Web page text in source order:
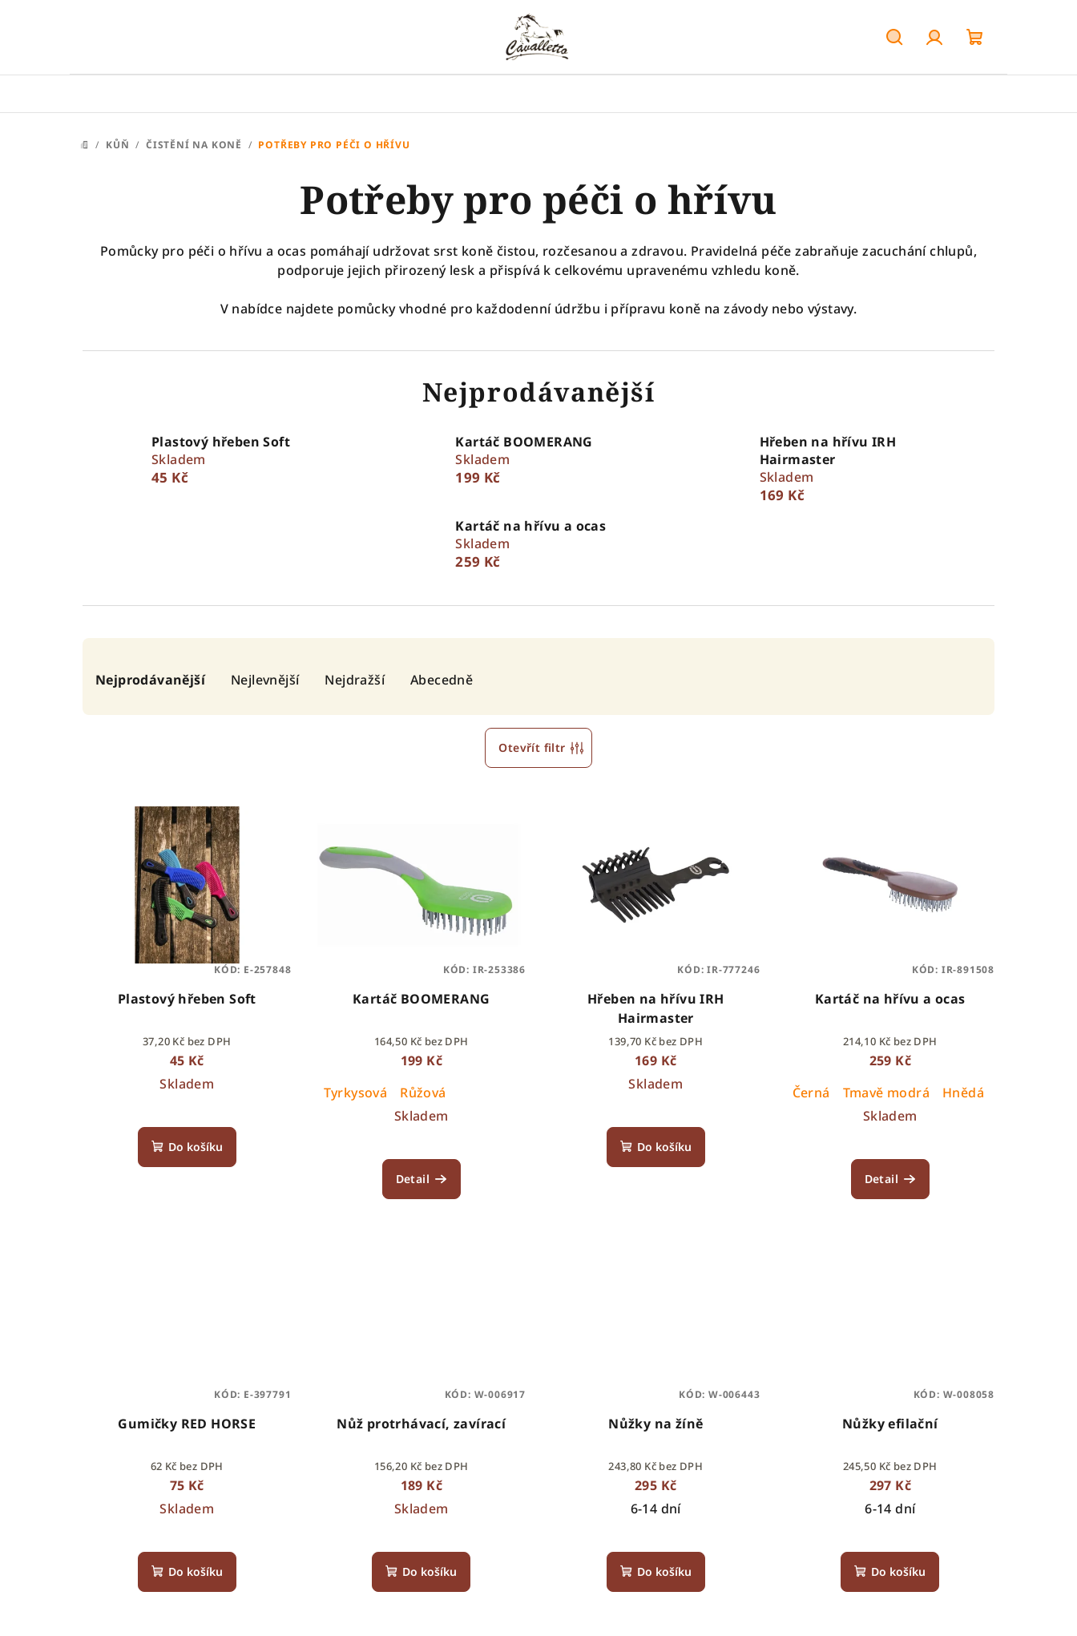
košík
DOMŮ
/ KŮŇ / ČISTĚNÍ NA KONĚ / POTŘEBY PRO PÉČI O HŘÍVU
Potřeby pro péči o hřívu
Pomůcky pro péči o hřívu a ocas pomáhají udržovat srst koně čistou, rozčesanou a zdravou. Pravidelná péče zabraňuje zacuchání chlupů,
podporuje jejich přirozený lesk a přispívá k celkovému upravenému vzhledu koně.
V nabídce najdete pomůcky vhodné pro každodenní údržbu i přípravu koně na závody nebo výstavy.
Nejprodávanější
Plastový hřeben Soft
Skladem
45 Kč
Kartáč BOOMERANG
Skladem
199 Kč
Hřeben na hřívu IRH
Hairmaster
Skladem
169 Kč
Kartáč na hřívu a ocas
Skladem
259 Kč
a
z
Nejprodávanější Nejlevnější Nejdražší Abecedně
Otevřít filtr
Plastový hřeben Soft
37,20 Kč bez DPH
45 Kč
Skladem
Do košíku
KÓD: E-257848
Kartáč BOOMERANG
164,50 Kč bez DPH
199 Kč
Tyrkysová
Růžová
Skladem
Detail
KÓD: IR-253386
Hřeben na hřívu IRH
Hairmaster
139,70 Kč bez DPH
169 Kč
Skladem
Do košíku
KÓD:IR-777246
Kartáč na hřívu a ocas
214,10 Kč bez DPH
259 Kč
Černá
Tmavě modrá Hnědá
Skladem
Detail
KÓD: IR-891508
Gumičky RED HORSE
62 Kč bez DPH
75 Kč
Skladem
Do košíku
KÓD: E-397791
Nůž protrhávací, zavírací
156,20 Kč bez DPH
189 Kč
Skladem
Do košíku
KÓD: W-006917
Nůžky na žíně
243,80 Kč bez DPH
295 Kč
6-14 dní
Do košíku
KÓD:W-006443
Nůžky efilační
245,50 Kč bez DPH
297 Kč
6-14 dní
Do košíku
KÓD: W-008058